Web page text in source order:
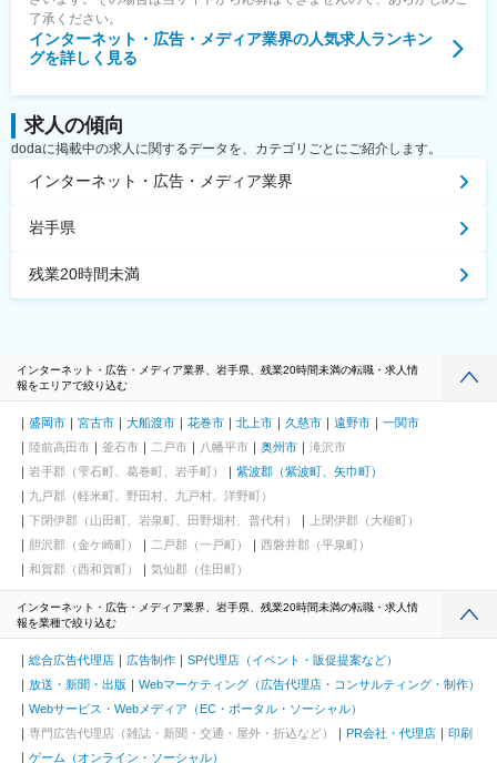
了承ください。
インターネット・広告・メディア業界の人気求人ランキン
グを詳しく見る
求人の傾向
dodaに掲載中の求人に関するデータを、カテゴリごとにご紹介します。
インターネット・広告・メディア業界
岩手県
残業20時間未満
インターネット・広告・メディア業界、岩手県、残業20時間未満の転職・求人情
報をエリアで絞り込む
盛岡市 宮古市 大船渡市 花巻市 北上市 久慈市 遠野市
一関市
陸前高田市
釜石市 二戸市 八幡平市 奥州市
滝沢市
岩手郡（雫石町、葛巻町、岩手町）
紫波郡（紫波町、矢巾町）
九戸郡（軽米町、野田村、九戸村、洋野町）
下閉伊郡（山田町、岩泉町、田野畑村、普代村）
上閉伊郡（大槌町）
胆沢郡（金ケ崎町）
二戸郡（一戸町）
西磐井郡（平泉町）
和賀郡（西和賀町）
気仙郡（住田町）
インターネット・広告・メディア業界、岩手県、残業20時間未満の転職・求人情
報を業種で絞り込む
総合広告代理店 広告制作
SP代理店（イベント・販促提案など）
放送・新聞・出版
Webマーケティング（広告代理店・コンサルティング・制作）
Webサービス・Webメディア（EC・ポータル・ソーシャル）
専門広告代理店（雑誌・新聞・交通・屋外・折込など）
PR会社・代理店
印刷
ゲーム（オンライン・ソーシャル）